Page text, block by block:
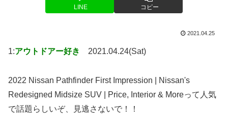
LINE コピー
2021.04.25
1:アウトドアー好き 2021.04.24(Sat)
2022 Nissan Pathfinder First Impression | Nissan's
Redesigned Midsize SUV | Price, Interior & Moreって人気
で話題らしいぞ、見逃さないで！！